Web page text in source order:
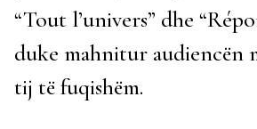
“Tout l’univers” dhe
duke mahnitur audiencën
tij të fuqishëm.